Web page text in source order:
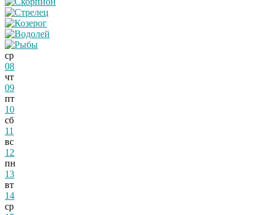
ср
08
чт
09
пт
10
сб
11
вс
12
пн
13
вт
14
ср